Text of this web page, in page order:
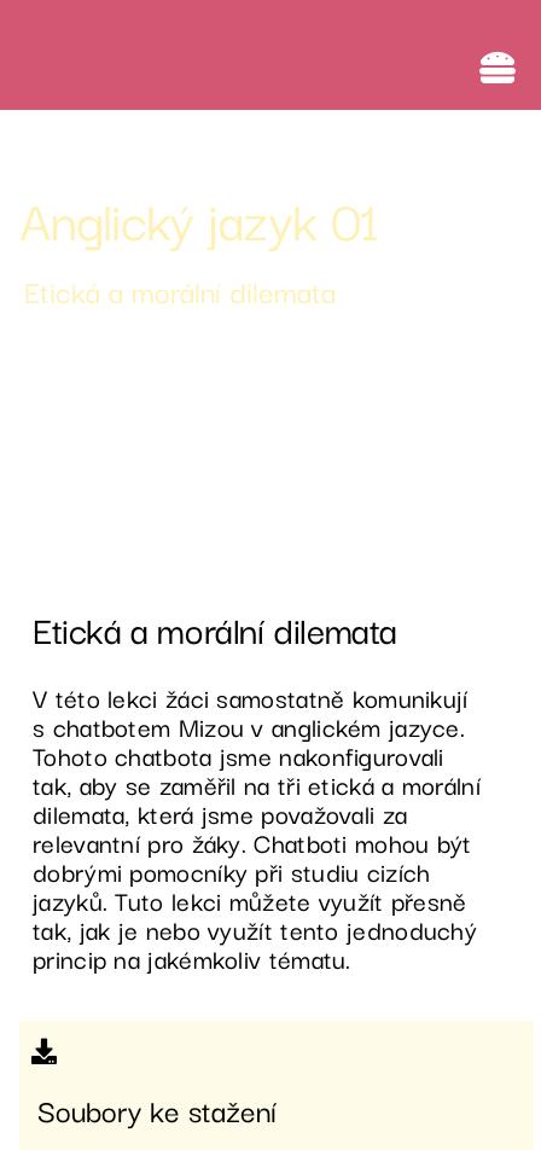
Anglický jazyk 01
Etická a morální dilemata
Etická a morální dilemata
V této lekci žáci samostatně komunikují
s chatbotem Mizou v anglickém jazyce.
Tohoto chatbota jsme nakonfigurovali
tak, aby se zaměřil na tři etická a morální
dilemata, která jsme považovali za
relevantní pro žáky. Chatboti mohou být
dobrými pomocníky při studiu cizích
jazyků. Tuto lekci můžete využít přesně
tak, jak je nebo využít tento jednoduchý
princip na jakémkoliv tématu.
Soubory ke stažení